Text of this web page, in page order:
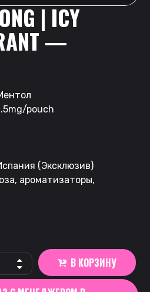
| ICY
—
pouch
(Эксклюзив)
ароматизаторы,
В КОРЗИНУ